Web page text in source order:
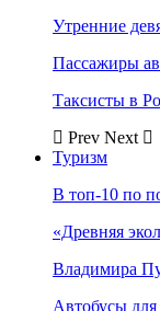
Утренние
Пассажиры
Таксисты в
Prev Next
Туризм
В топ-10 по
«Древняя
Владимира
Автобусы